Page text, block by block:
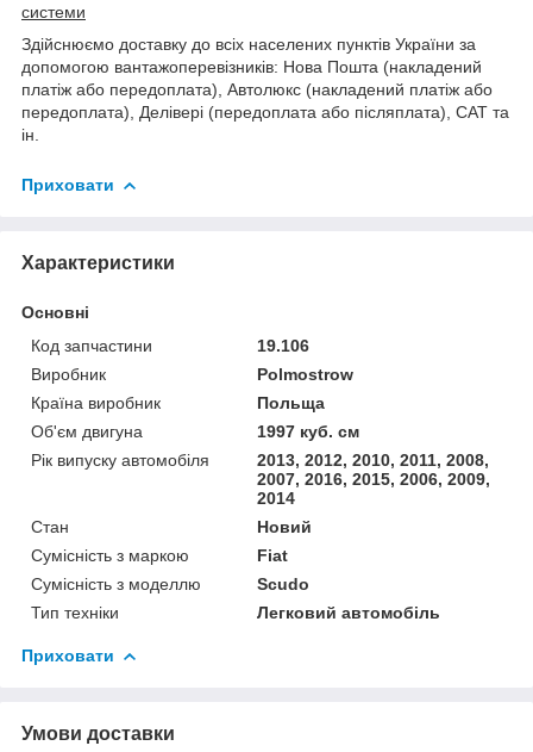
системи
Здійснюємо доставку до всіх населених пунктів України за
допомогою вантажоперевізників: Нова Пошта (накладений
платіж або передоплата), Автолюкс (накладений платіж або
передоплата), Делівері (передоплата або післяплата), САТ та
ін.
Приховати
Характеристики
Основні
Код запчастини
19.106
Виробник
Polmostrow
Країна виробник
Польща
Об'єм двигуна
1997 куб. см
Рік випуску автомобіля
2013, 2012, 2010, 2011, 2008,
2007, 2016, 2015, 2006, 2009,
2014
Стан
Новий
Сумісність з маркою
Fiat
Сумісність з моделлю
Scudo
Тип техніки
Легковий автомобіль
Приховати
Умови доставки